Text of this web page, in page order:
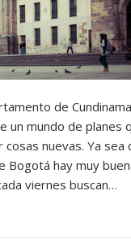
de
un mundo de planes
nuevas. Ya sea
Bogotá hay muy
viernes buscan…